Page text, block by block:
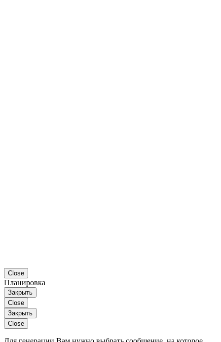
Close
Планировка
Закрыть
Close
Закрыть
Close